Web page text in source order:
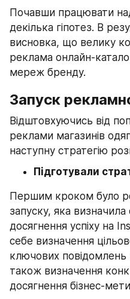
Почавши працювати
декілька гіпотез. В
висновка, що велику
реклама онлайн-
мереж бренду.
Запуск
Відштовхуючись від
реклами магазинів
наступну стратегію
Підготували
Першим кроком було
запуску, яка визначила
досягнення успіху на
себе визначення
ключових
також визначення
досягнення бізнес-